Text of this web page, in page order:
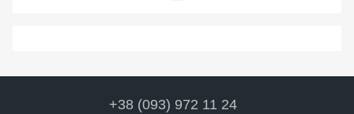
+38 (093) 972 11 24